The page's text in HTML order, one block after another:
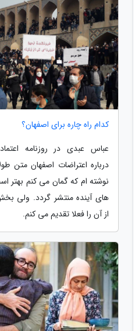
کدام راه چاره برای اصفهان؟
عباس عبدی در روزنامه
درباره اعتراضات اصفهان متن
نوشته ام که گمان می کنم بهتر
های آینده منتشر گردد. ولی
از آن را فعلا تقدیم می کنم.